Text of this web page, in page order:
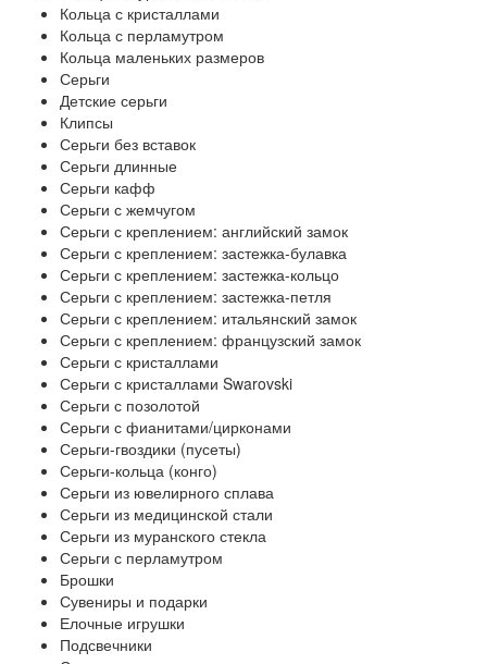
Кольца с кристаллами
Кольца с перламутром
Кольца маленьких размеров
Серьги
Детские серьги
Клипсы
Серьги без вставок
Серьги длинные
Серьги кафф
Серьги с жемчугом
Серьги с креплением: английский замок
Серьги с креплением: застежка-булавка
Серьги с креплением: застежка-кольцо
Серьги с креплением: застежка-петля
Серьги с креплением: итальянский замок
Серьги с креплением: французский замок
Серьги с кристаллами
Серьги с кристаллами Swarovski
Серьги с позолотой
Серьги с фианитами/цирконами
Серьги-гвоздики (пусеты)
Серьги-кольца (конго)
Серьги из ювелирного сплава
Серьги из медицинской стали
Серьги из муранского стекла
Серьги с перламутром
Брошки
Сувениры и подарки
Елочные игрушки
Подсвечники